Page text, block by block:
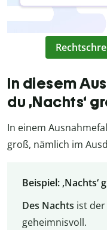
In diesem
du ‚Nachts‘
In einem
groß, nämlich im
Beispiel: ‚Nachts‘
Des Nachts ist
geheimnisvoll.